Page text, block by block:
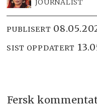
JOURNALIST
PUBLISERT
SIST OPPDATERT
Fersk